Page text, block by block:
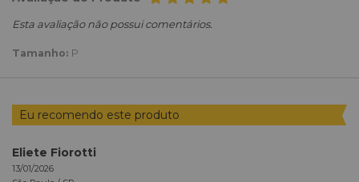
Esta avaliação não possui comentários.
Tamanho: P
Eu recomendo este produto
Eliete Fiorotti
13/01/2026